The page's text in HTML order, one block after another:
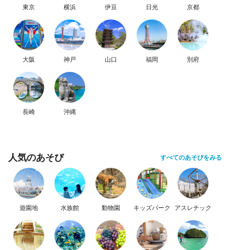
東京 横浜 伊豆 日光 京都
大阪 神戸 山口 福岡 別府
長崎 沖縄
人気のあそび すべてのあそびをみる
遊園地 水族館 動物園 キッズパーク アスレチック